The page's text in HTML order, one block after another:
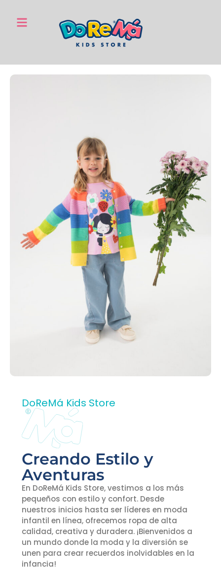
DoReMá Kids Store
Creando Estilo y
Aventuras
En DoReMá Kids Store, vestimos a los más
pequeños con estilo y confort. Desde
nuestros inicios hasta ser líderes en moda
infantil en línea, ofrecemos ropa de alta
calidad, creativa y duradera. ¡Bienvenidos a
un mundo donde la moda y la diversión se
unen para crear recuerdos inolvidables en la
infancia!